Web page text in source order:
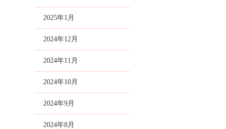
2025年1月
2024年12月
2024年11月
2024年10月
2024年9月
2024年8月